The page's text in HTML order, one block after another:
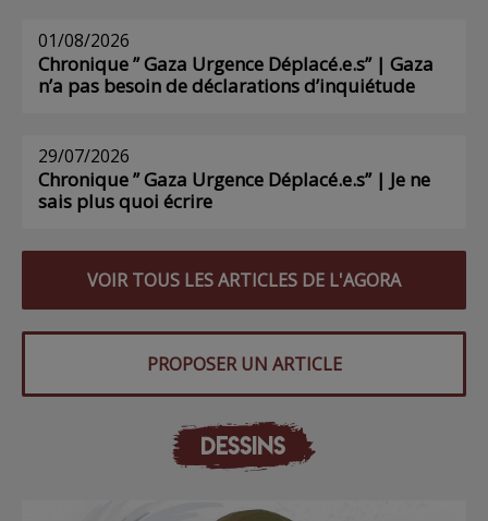
01/08/2026
Chronique ” Gaza Urgence Déplacé.e.s” | Gaza
n’a pas besoin de déclarations d’inquiétude
29/07/2026
Chronique ” Gaza Urgence Déplacé.e.s” | Je ne
sais plus quoi écrire
VOIR TOUS LES ARTICLES DE L'AGORA
PROPOSER UN ARTICLE
DESSINS